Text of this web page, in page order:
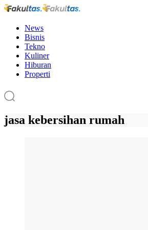
News
Bisnis
Tekno
Kuliner
Hiburan
Properti
jasa kebersihan rumah